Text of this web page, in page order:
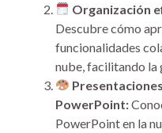
Organización
Descubre cómo
funcionalidades
nube, facilitando la
PowerPoint:
PowerPoint en la